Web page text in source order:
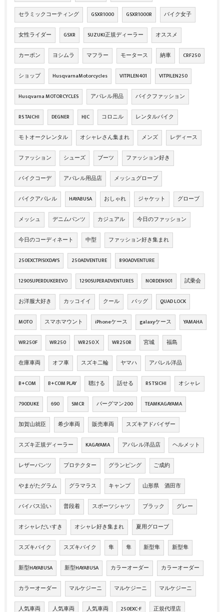
セラミックコーティング GSXR1000 GSXR1000R バイク女子
女性ライダー GSXR SUZUKI正規ディーラー オススメ
カーボン ヨシムラ マフラー モータース 納車 CRF250
ショップ HusqvarnaMotorcycles VITPILEN401 VITPILEN250
Husqvarna MOTORCYCLES アパレル用品 バイクファッション
RS TAICHI DEGNER HJC コロニル レンタルバイク
モトオークレンタル オシャレさん集まれ メンズ レディース
ファッション シューズ ブーツ ファッション好き
バイクコーデ アパレル用品店 メッシュグローブ
バイクアパレル HAYABUSA おしゃれ ジャケット グローブ
メッシュ デニムパンツ カジュアル 今日のファッション
今日のコーディネート 中型 ファッション好き集まれ
250EXCTPISIXDAYS 250ADVENTURE 890ADVENTURE
1290SUPERDUKEREVO 1290SUPERADVENTURES NORDEN901 試乗会
お洋服大好き カッコイイ クール バッグ QUAD LOCK
MOTO スマホマウント iPhoneケース galaxyケース YAMAHA
WR250F WR250 WR250Ⅹ WR250R 宮城 福島
在庫車両 オフ車 スズキ二輪 ヤマハ アパレル洋品
B+COM B+COM PLAY 聴ける 話せる RS TSICHI オシャレ
790DUKE 690 SMCR バーグマン200 TEAMKAGAYAMA
加賀山就臣 希少車両 販売車両 スズキアドバイザー
スズキ正規ディーラー KAGAYAMA アパレル洋品店 ヘルメット
レザーパンツ プロテクター グランピング ご成約
やまがたグラム グラマラス キャンプ 山形県 酒田市
バイパス沿い 普段着 スポーツシャツ ブラック グレー
オシャレだいすき オシャレ好き集まれ 夏用グローブ
スズキバイク スズキバイク 隼 隼 新型隼 新型隼
新型HAYABUSA 新型HAYABUSA カラーオーダー カラーオーダー
カラーオーダー マルケジーニ マルケジーニ マルケジーニ
人気車両 人気車両 人気車両 250EXC-F 正規代理店